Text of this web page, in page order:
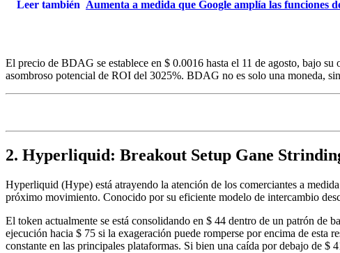
Leer también Aumenta a medida que Google amplía las funciones
El precio de BDAG se establece en $ 0.0016 hasta el 11 de agosto, bajo
asombroso potencial de ROI del 3025%. BDAG no es solo una moneda,
2. Hyperliquid: Breakout Setup Gane
Hyperliquid (Hype) está atrayendo la atención de los comerciantes a
próximo movimiento. Conocido por su eficiente modelo de intercambio
El token actualmente se está consolidando en $ 44 dentro de un patrón de
ejecución hacia $ 75 si la exageración puede romperse por encima de
constante en las principales plataformas. Si bien una caída por debajo de